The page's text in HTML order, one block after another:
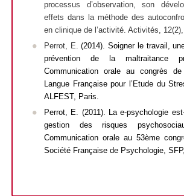
processus d’observation, son
effets dans la méthode des
en clinique de l’activité. Activités ,
Perrot, E . (2014).Soigner le travail,
prévention de la maltraitance
Communication orale au congrès
Langue Française pour l’Etude du
ALFEST, Paris.
Perrot, E. (2011). La e-psychologie
gestion des risques
Communication orale au 53ème
Société Française de Psychologie,